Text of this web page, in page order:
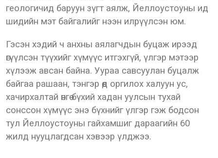
геологичид баруун зүгт аялж, Йеллоустоуны ид
шидийн мэт байгалийг нээн илрүүлсэн юм.
Гэсэн хэдий ч анхны аялагчдын буцаж ирээд
өгүүлсэн түүхийг хүмүүс итгэхгүй, үлгэр мэтээр
хүлээж авсан байна. Уураа савсуулан буцалж
байгаа рашаан, тэнгэр өөд оргилох халуун ус,
хачирхалтай өнгө бүхий хадан уулсын тухай
сонссон хүмүүс энэ бүхнийг үлгэр гэж бодсон
тул Йеллоустоуны гайхамшиг дараагийн 60
жилд нууцлагдсан хэвээр үлджээ.